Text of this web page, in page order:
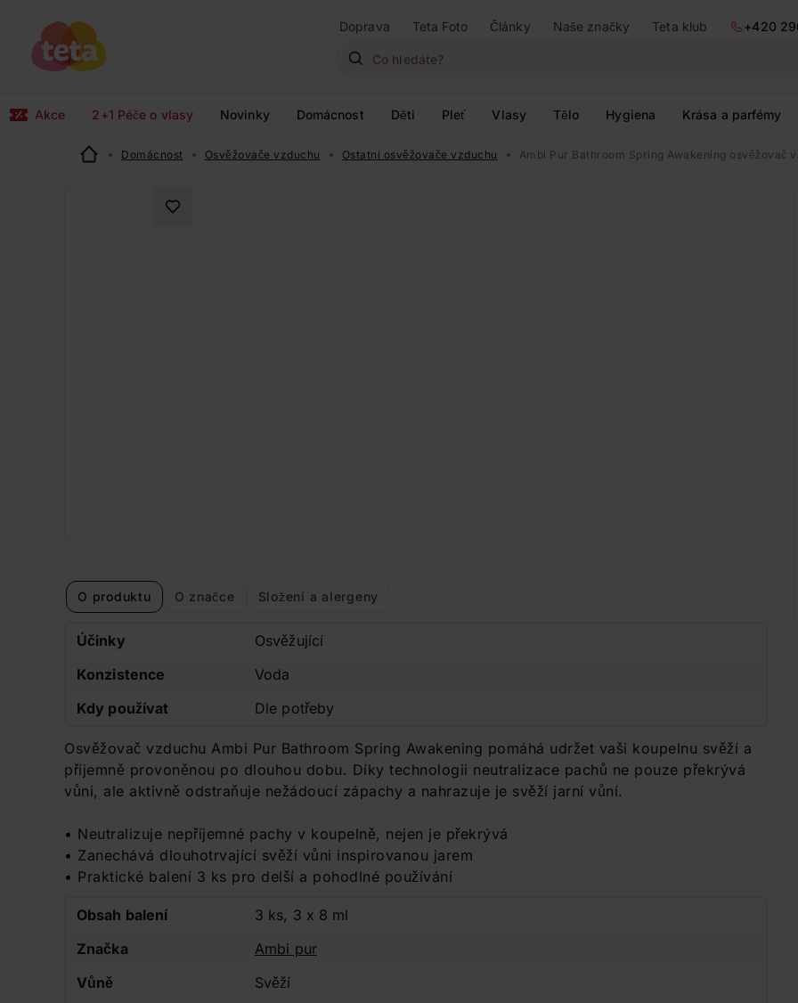
Doprava Teta Foto Články Naše značky Teta klub
+420
Akce 2+1 Péče o vlasy Novinky Domácnost Děti Pleť Vlasy Tělo Hygiena Krása a parfémy
Domácnost Osvěžovače vzduchu Ostatní osvěžovače vzduchu Ambi Pur Bathroom Spring Awakening osvěžovač
O produktu O značce Složení a alergeny
Účinky
Osvěžující
Konzistence
Voda
Kdy používat
Dle potřeby
Osvěžovač vzduchu Ambi Pur Bathroom Spring Awakening pomáhá udržet vaši koupelnu svěží a
příjemně provoněnou po dlouhou dobu. Díky technologii neutralizace pachů ne pouze překrývá
vůni, ale aktivně odstraňuje nežádoucí zápachy a nahrazuje je svěží jarní vůní.
• Neutralizuje nepříjemné pachy v koupelně, nejen je překrývá
• Zanechává dlouhotrvající svěží vůni inspirovanou jarem
• Praktické balení 3 ks pro delší a pohodlné používání
Obsah balení
3 ks, 3 x 8 ml
Značka
Ambi pur
Vůně
Svěží